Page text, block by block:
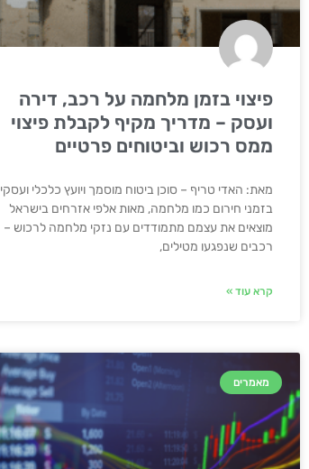
פיצוי בזמן מלחמה על רכב, דירה
ועסק – מדריך מקיף לקבלת פיצוי
ממס רכוש וביטוחים פרטיים
מאת: האדי טריף – סוכן ביטוח מוסמך ויועץ כלכלי ועסקי
בזמני חירום כמו מלחמה, מאות אלפי אזרחים בישראל
מוצאים את עצמם מתמודדים עם נזקי מלחמה לרכוש –
רכבים שנפגעו מטילים,
קרא עוד »
מאמרים